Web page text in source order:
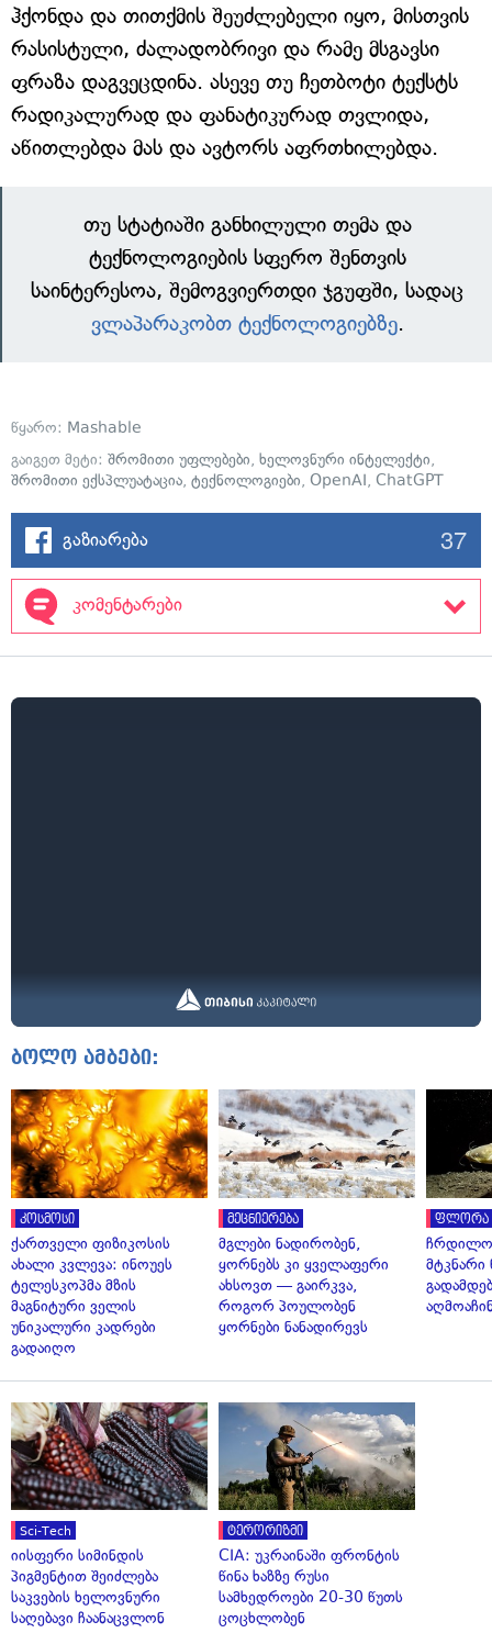
ჰქონდა და თითქმის შეუძლებელი იყო, მისთვის
რასისტული, ძალადობრივი და რამე მსგავსი
ფრაზა დაგვეცდინა. ასევე თუ ჩეთბოტი ტექსტს
რადიკალურად და ფანატიკურად თვლიდა,
აწითლებდა მას და ავტორს აფრთხილებდა.
თუ სტატიაში განხილული თემა და
ტექნოლოგიების სფერო შენთვის
საინტერესოა, შემოგვიერთდი ჯგუფში, სადაც
ვლაპარაკობთ ტექნოლოგიებზე.
წყარო: Mashable
გაიგეთ მეტი: შრომითი უფლებები, ხელოვნური ინტელექტი,
შრომითი ექსპლუატაცია, ტექნოლოგიები, OpenAI, ChatGPT
გაზიარება 37
კომენტარები
ბოლო ამბები:
კოსმოსი
ქართველი ფიზიკოსის
ახალი კვლევა: ინოუეს
ტელესკოპმა მზის
მაგნიტური ველის
უნიკალური კადრები
გადაიღო
მეცნიერება
მგლები ნადირობენ,
ყორნებს კი ყველაფერი
ახსოვთ — გაირკვა,
როგორ პოულობენ
ყორნები ნანადირევს
ფლორა
მტკნარი
Sci-Tech
იისფერი სიმინდის
პიგმენტით შეიძლება
საკვების ხელოვნური
საღებავი ჩაანაცვლონ
ტერორიზმი
CIA: უკრაინაში ფრონტის
წინა ხაზზე რუსი
სამხედროები 20-30 წუთს
ცოცხლობენ